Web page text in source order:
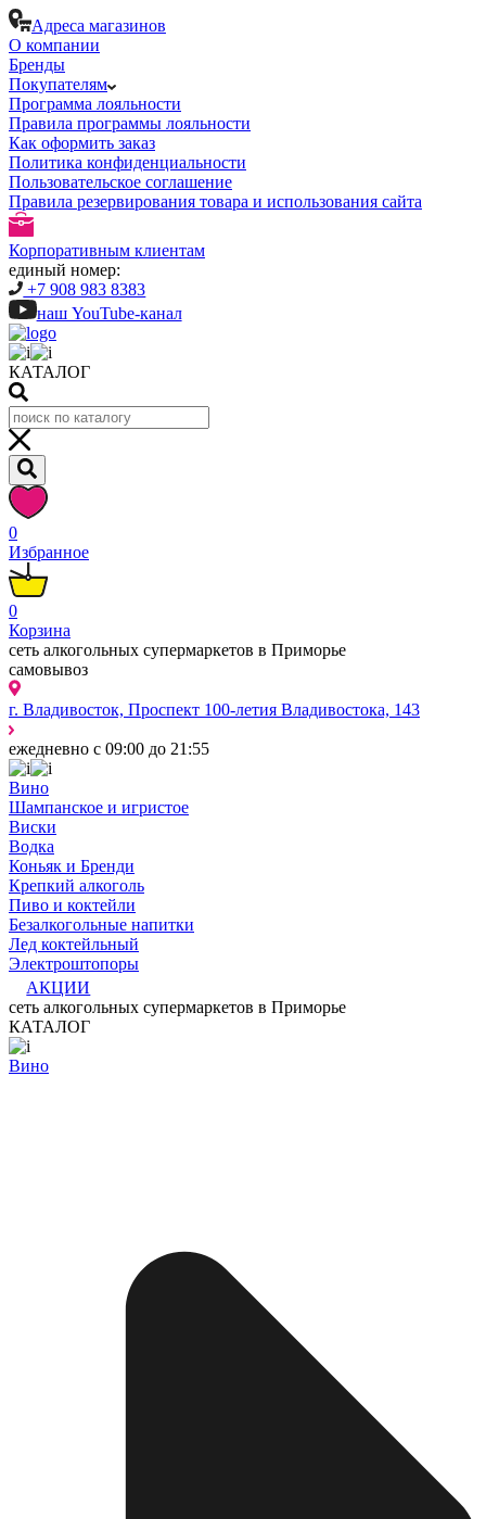
Адреса магазинов
О компании
Бренды
Покупателям
Программа лояльности
Правила программы лояльности
Как оформить заказ
Политика конфиденциальности
Пользовательское соглашение
Правила резервирования товара и использования сайта
Корпоративным клиентам
единый номер:
+7 908 983 8383
наш YouTube-канал
КАТАЛОГ
0
Избранное
0
Корзина
сеть алкогольных супермаркетов в Приморье
самовывоз
г. Владивосток, Проспект 100-летия Владивостока, 143
ежедневно с 09:00 до 21:55
Вино
Шампанское и игристое
Виски
Водка
Коньяк и Бренди
Крепкий алкоголь
Пиво и коктейли
Безалкогольные напитки
Лед коктейльный
Электроштопоры
АКЦИИ
сеть алкогольных супермаркетов в Приморье
КАТАЛОГ
Вино